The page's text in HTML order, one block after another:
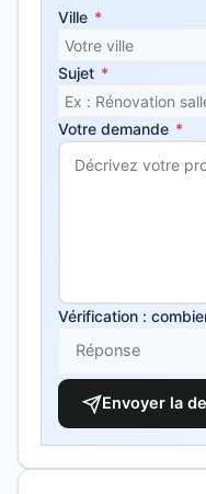
Ville *
Sujet *
Votre demande *
Vérification :
Envoyer la